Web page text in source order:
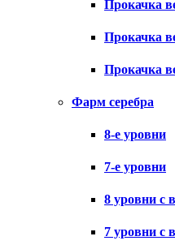
Прокачка
Прокачка
Прокачка
Фарм серебра
8-е уровни
7-е уровни
8 уровни с
7 уровни с